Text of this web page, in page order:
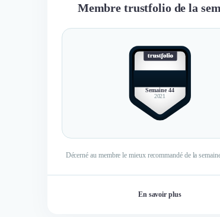
Membre trustfolio de la
BEST
Semaine 44
2021
Décerné au membre le mieux recommandé de la
En savoir plus